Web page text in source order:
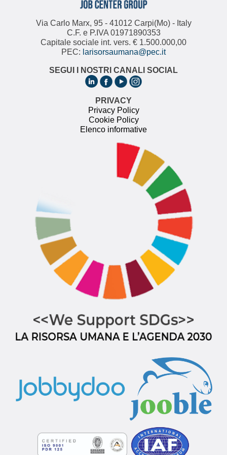
Via Carlo Marx, 95 - 41012 Carpi(Mo) - Italy
C.F. e P.IVA 01971890353
Capitale sociale int. vers. € 1.500.000,00
PEC: larisorsaumana@pec.it
SEGUI I NOSTRI CANALI SOCIAL
PRIVACY
Privacy Policy
Cookie Policy
Elenco informative